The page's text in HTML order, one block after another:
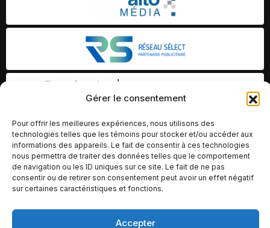
Gérer le consentement
Pour offrir les meilleures expériences, nous utilisons des
technologies telles que les témoins pour stocker et/ou accéder aux
informations des appareils. Le fait de consentir à ces technologies
nous permettra de traiter des données telles que le comportement
de navigation ou les ID uniques sur ce site. Le fait de ne pas
consentir ou de retirer son consentement peut avoir un effet négatif
sur certaines caractéristiques et fonctions.
Accepter